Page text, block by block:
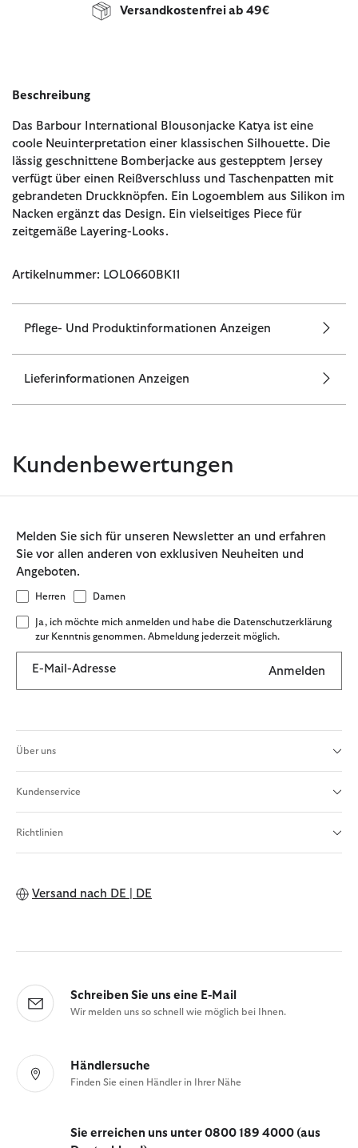
Versandkostenfrei ab 49€
Beschreibung
Das Barbour International Blousonjacke Katya ist eine
coole Neuinterpretation einer klassischen Silhouette. Die
lässig geschnittene Bomberjacke aus gestepptem Jersey
verfügt über einen Reißverschluss und Taschenpatten mit
gebrandeten Druckknöpfen. Ein Logoemblem aus Silikon im
Nacken ergänzt das Design. Ein vielseitiges Piece für
zeitgemäße Layering-Looks.
Artikelnummer: LOL0660BK11
Pflege- Und Produktinformationen Anzeigen
Lieferinformationen Anzeigen
Kundenbewertungen
Melden Sie sich für unseren Newsletter an und erfahren
Sie vor allen anderen von exklusiven Neuheiten und
Angeboten.
Herren Damen
Ja, ich möchte mich anmelden und habe die Datenschutzerklärung
zur Kenntnis genommen. Abmeldung jederzeit möglich.
E-Mail-Adresse Anmelden
Über uns
Kundenservice
Richtlinien
Versand nach DE | DE
Schreiben Sie uns eine E-Mail
Wir melden uns so schnell wie möglich bei Ihnen.
Händlersuche
Finden Sie einen Händler in Ihrer Nähe
Sie erreichen uns unter 0800 189 4000 (aus